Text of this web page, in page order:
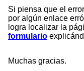
Si piensa que el
por algún enlace
logra localizar la
formulario
Muchas gracias.